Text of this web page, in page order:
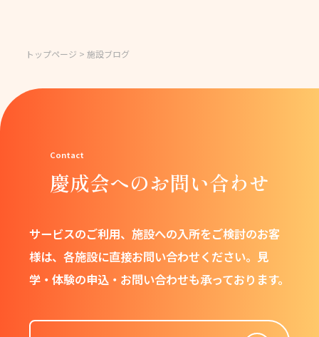
トップページ > 施設ブログ
慶成会へのお問い合わせ
サービスのご利用、施設への入所をご検討のお客
様は、 各施設に直接お問い合わせください。 見
学・体験の申込・お問い合わせも承っております。